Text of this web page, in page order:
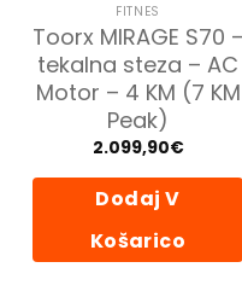
FITNES
Toorx MIRAGE S70 –
tekalna steza – AC
Motor – 4 KM (7 KM
Peak)
2.099,90€
Dodaj V
Košarico